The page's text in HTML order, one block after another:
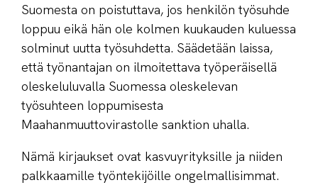
Suomesta on poistuttava, jos henkilön työsuhde
loppuu eikä hän ole kolmen kuukauden kuluessa
solminut uutta työsuhdetta. Säädetään laissa,
että työnantajan on ilmoitettava työperäisellä
oleskeluluvalla Suomessa oleskelevan
työsuhteen loppumisesta
Maahanmuuttovirastolle sanktion uhalla.
Nämä kirjaukset ovat kasvuyrityksille ja niiden
palkkaamille työntekijöille ongelmallisimmat.